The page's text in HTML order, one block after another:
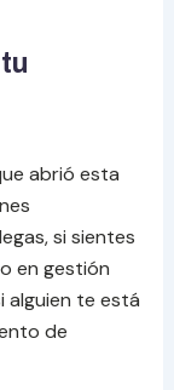
abrió esta
si sientes
en gestión
alguien te está
de